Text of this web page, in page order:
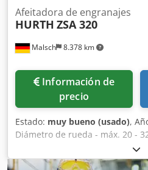
Malsch 8.378 km
Afeitadora de engranajes
HURTH ZSA 320
Información de
precio
Estado: muy bueno (usado),
Diámetro de rueda - máx. 20 -
mm Módulo - máx. 8 Módulo -
sujeción 1200 x 190 mm